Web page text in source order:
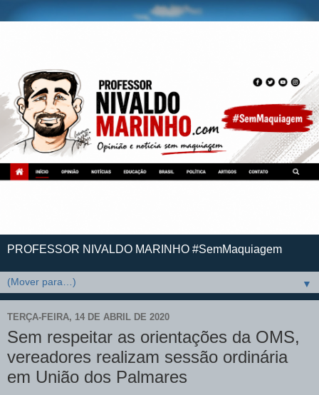
PROFESSOR NIVALDO MARINHO #SemMaquiagem
▼
TERÇA-FEIRA, 14 DE ABRIL DE 2020
Sem respeitar as orientações da OMS,
vereadores realizam sessão ordinária
em União dos Palmares